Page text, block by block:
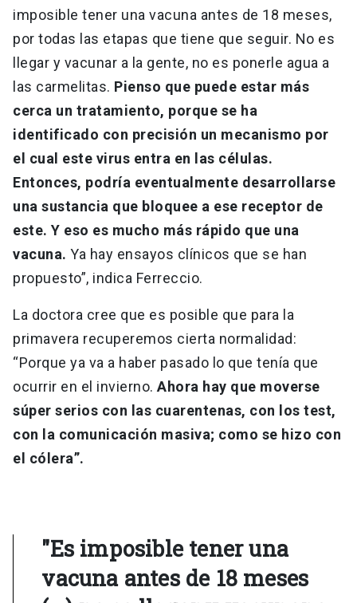
imposible tener una vacuna antes de 18 meses,
por todas las etapas que tiene que seguir. No es
llegar y vacunar a la gente, no es ponerle agua a
las carmelitas. Pienso que puede estar más
cerca un tratamiento, porque se ha
identificado con precisión un mecanismo por
el cual este virus entra en las células.
Entonces, podría eventualmente desarrollarse
una sustancia que bloquee a ese receptor de
este. Y eso es mucho más rápido que una
vacuna. Ya hay ensayos clínicos que se han
propuesto”, indica Ferreccio.
La doctora cree que es posible que para la
primavera recuperemos cierta normalidad:
“Porque ya va a haber pasado lo que tenía que
ocurrir en el invierno. Ahora hay que moverse
súper serios con las cuarentenas, con los test,
con la comunicación masiva; como se hizo con
el cólera”.
"Es imposible tener una
vacuna antes de 18 meses